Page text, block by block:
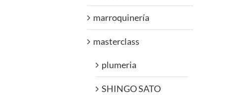
marroquinería
masterclass
plumeria
SHINGO SATO